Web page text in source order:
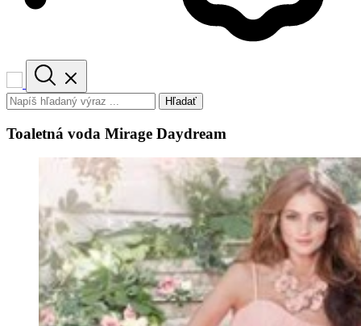
Hľadať
Toaletná voda Mirage Daydream